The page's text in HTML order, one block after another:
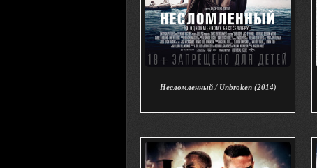
Несломленный / Unbroken (2014)